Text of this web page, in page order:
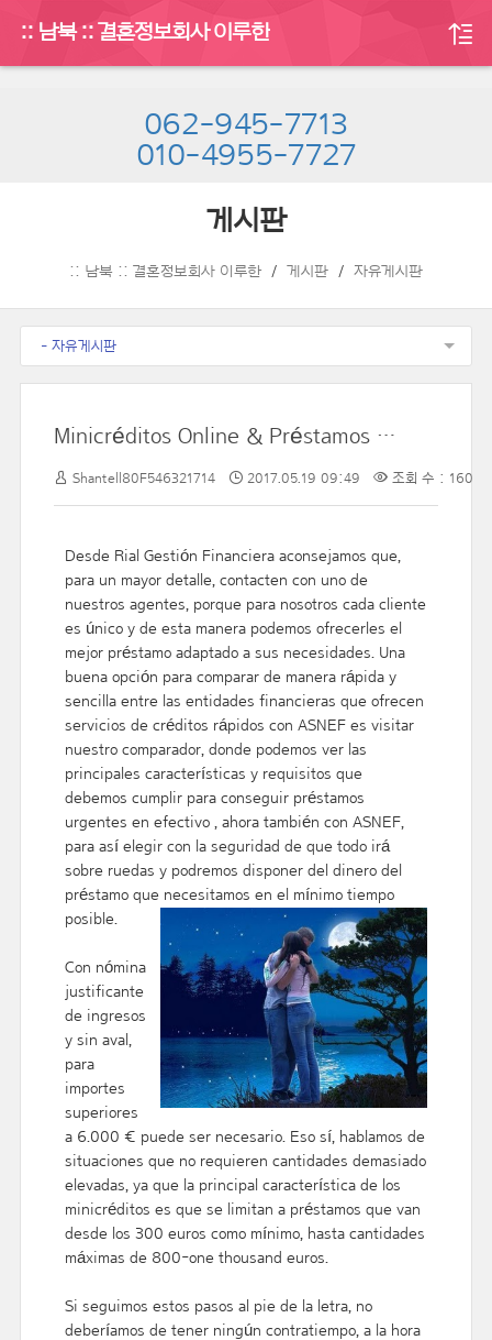
:: 남북 :: 결혼정보회사 이루한
062-945-7713
010-4955-7727
게시판
:: 남북 :: 결혼정보회사 이루한 게시판 자유게시판
- 자유게시판
Minicréditos Online & Préstamos Rápidos
Shantell80F546321714 2017.05.19 09:49 조회 수 : 16069
Desde Rial Gestión Financiera aconsejamos que,
para un mayor detalle, contacten con uno de
nuestros agentes, porque para nosotros cada cliente
es único y de esta manera podemos ofrecerles el
mejor préstamo adaptado a sus necesidades. Una
buena opción para comparar de manera rápida y
sencilla entre las entidades financieras que ofrecen
servicios de créditos rápidos con ASNEF es visitar
nuestro comparador, donde podemos ver las
principales características y requisitos que
debemos cumplir para conseguir préstamos
urgentes en efectivo , ahora también con ASNEF,
para así elegir con la seguridad de que todo irá
sobre ruedas y podremos disponer del dinero del
préstamo que necesitamos en el mínimo tiempo
posible.
Con nómina
justificante
de ingresos
y sin aval,
para
importes
superiores
a 6.000 € puede ser necesario. Eso sí, hablamos de
situaciones que no requieren cantidades demasiado
elevadas, ya que la principal característica de los
minicréditos es que se limitan a préstamos que van
desde los 300 euros como mínimo, hasta cantidades
máximas de 800-one thousand euros.
Si seguimos estos pasos al pie de la letra, no
deberíamos de tener ningún contratiempo, a la hora